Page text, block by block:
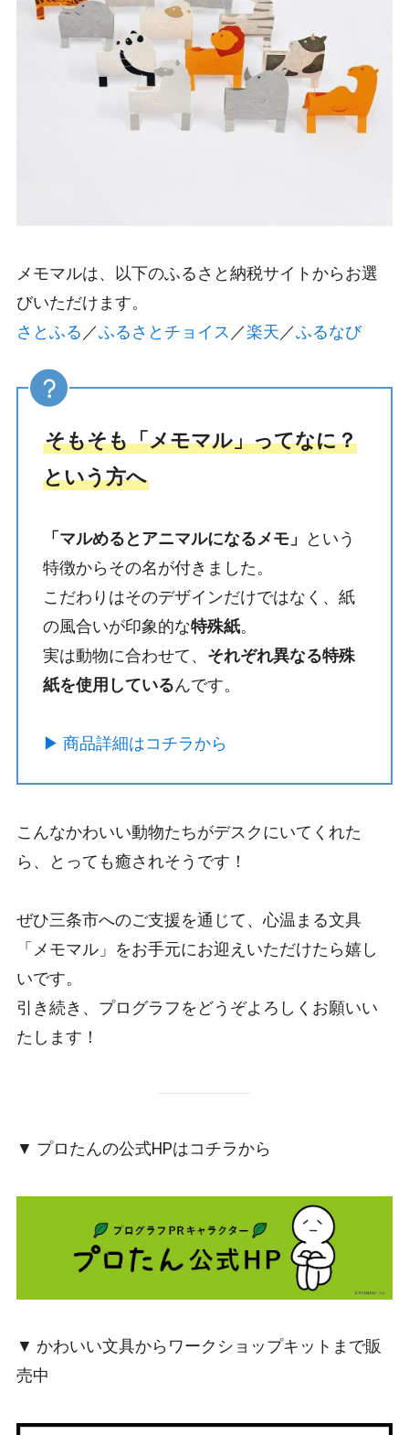
メモマルは、以下のふるさと納税サイトからお選
びいただけます。
さとふる ／ふるさとチョイス ／楽天 ／ふるなび
そもそも「メモマル」ってなに？
という方へ
「マルめるとアニマルになるメモ」
という
特徴からその名が付きました。
こだわりはそのデザインだけではなく、紙
の風合いが印象的な特殊紙。
実は動物に合わせて、 それぞれ異なる特殊
紙を使用しているんです。
▶ 商品詳細はコチラから
こんなかわいい動物たちがデスクにいてくれた
ら、とっても癒されそうです！
ぜひ三条市へのご支援を通じて、心温まる文具
「メモマル」をお手元にお迎えいただけたら嬉し
いです。
引き続き、プログラフをどうぞよろしくお願いい
たします！
▼ プロたんの公式HPはコチラから
▼ かわいい文具からワークショップキットまで販
売中